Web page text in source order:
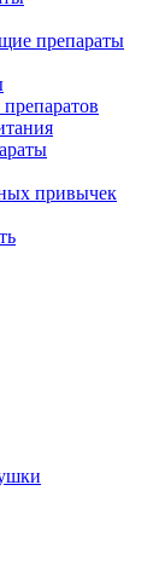
препараты
привычек